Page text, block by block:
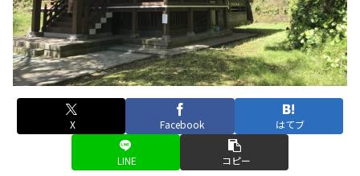
X Facebook はてブ
LINE コピー